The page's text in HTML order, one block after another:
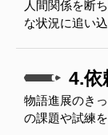
人間関係を断
な状況に追い
4.依
物語進展のき
の課題や試練